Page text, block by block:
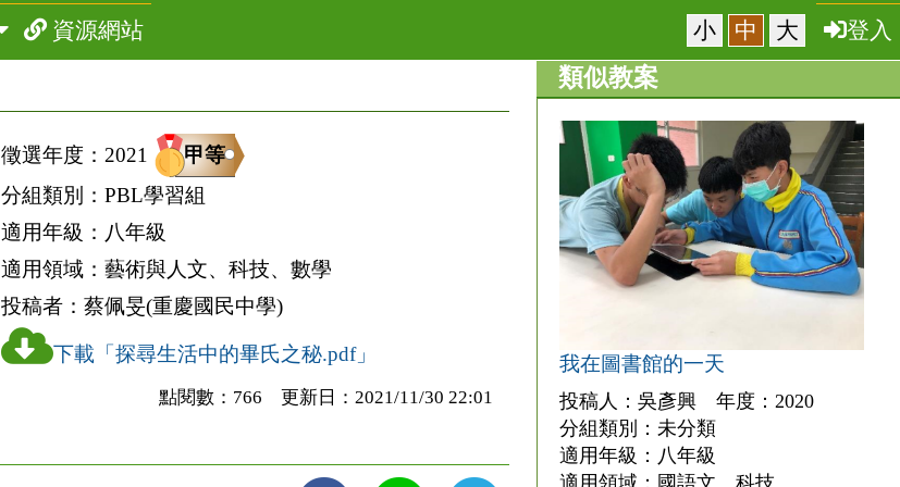
資源網站 小 中 大 登入
徵選年度： 2021
甲等
分組類別： PBL學習組
適用年級： 八年級
適用領域： 藝術與人文、科技、數學
投稿者： 蔡佩旻(重慶國民中學)
下載「探尋生活中的畢氏之秘.pdf」
點閱數：766 更新日：2021/11/30 22:01
類似教案
我在圖書館的一天
投稿人：吳彥興 年度：2020
分組類別：未分類
適用年級：八年級
適用領域：國語文、科技